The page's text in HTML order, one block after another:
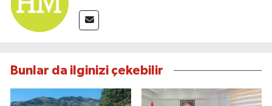
Bunlar da ilginizi çekebilir